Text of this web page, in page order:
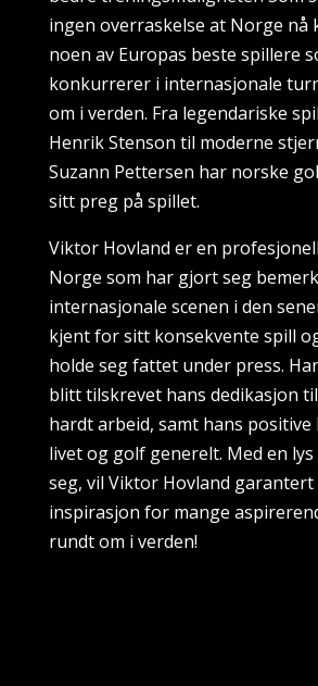
ingen overraskelse at Norge nå
noen av Europas beste spillere
konkurrerer i internasjonale
om i verden. Fra legendariske
Henrik Stenson til moderne
Suzann Pettersen har norske
sitt preg på spillet.
Viktor Hovland er en
Norge som har gjort seg
internasjonale scenen i den
kjent for sitt konsekvente spill
holde seg fattet under press.
blitt tilskrevet hans dedikasjon
hardt arbeid, samt hans
livet og golf generelt. Med en
seg, vil Viktor Hovland
inspirasjon for mange
rundt om i verden!